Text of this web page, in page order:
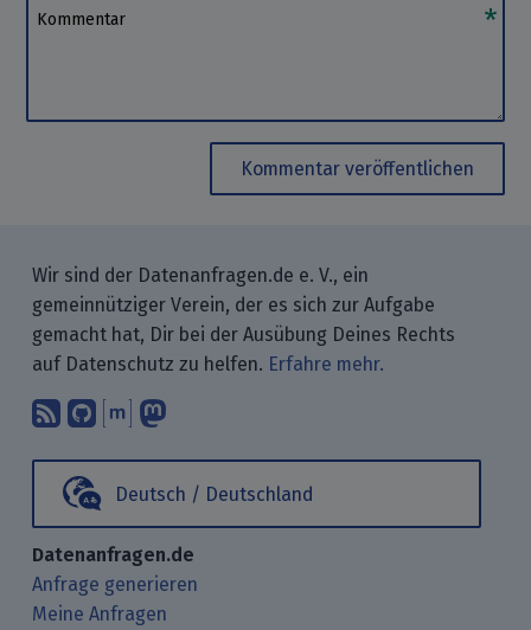
Kommentar
Kommentar veröffentlichen
Wir sind der Datenanfragen.de e. V., ein
gemeinnütziger Verein, der es sich zur Aufgabe
gemacht hat, Dir bei der Ausübung Deines Rechts
auf Datenschutz zu helfen. Erfahre mehr.
Abonniere unsere Blogbeiträge mit
Finde uns bei GitHub.
Unterhalte Dich mit uns über
Deutsch / Deutschland
Datenanfragen.de
Anfrage generieren
Meine Anfragen